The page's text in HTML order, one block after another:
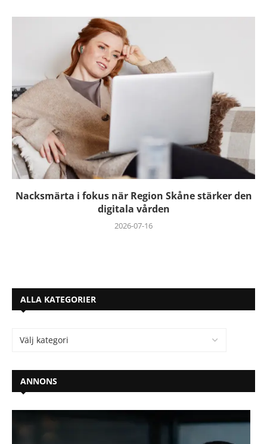
Nacksmärta i fokus när Region Skåne stärker den
digitala vården
2026-07-16
ALLA KATEGORIER
ANNONS